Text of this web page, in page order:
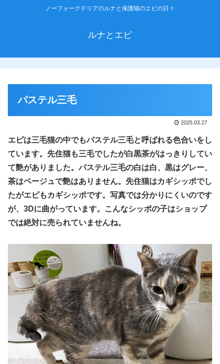
ノーフォークテリアのルナと保護猫のエピの日々
ルナとエピ
パステル三毛
2025.03.27
エピは三毛猫の中でもパステル三毛と呼ばれる色合いをし
ています。先住猫も三毛でしたが白黒茶がはっきりしてい
て艶がありました。パステル三毛の白は白、黒はグレー、
茶はベージュで艶はありません。先住猫はカギシッポでし
たがエピもカギシッポです。写真では分かりにくいのです
が、3Dに曲がっています。
こんなシッポの子はショップ
では絶対に売られていませんね。